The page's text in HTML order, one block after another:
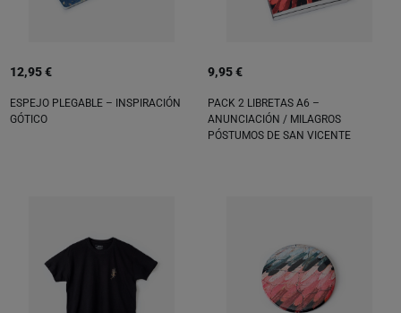
12,95 €
ESPEJO PLEGABLE – INSPIRACIÓN
GÓTICO
9,95 €
PACK 2 LIBRETAS A6 –
ANUNCIACIÓN / MILAGROS
PÓSTUMOS DE SAN VICENTE